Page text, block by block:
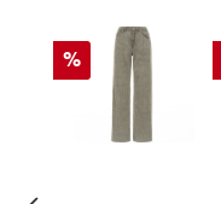
Rabatt
%